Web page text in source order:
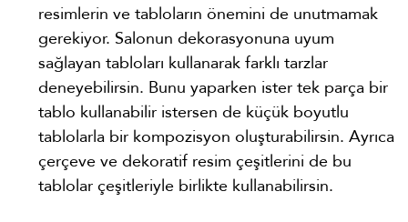
resimlerin ve tabloların önemini de unutmamak
gerekiyor. Salonun dekorasyonuna uyum
sağlayan tabloları kullanarak farklı tarzlar
deneyebilirsin. Bunu yaparken ister tek parça bir
tablo kullanabilir istersen de küçük boyutlu
tablolarla bir kompozisyon oluşturabilirsin. Ayrıca
çerçeve ve dekoratif resim çeşitlerini de bu
tablolar çeşitleriyle birlikte kullanabilirsin.